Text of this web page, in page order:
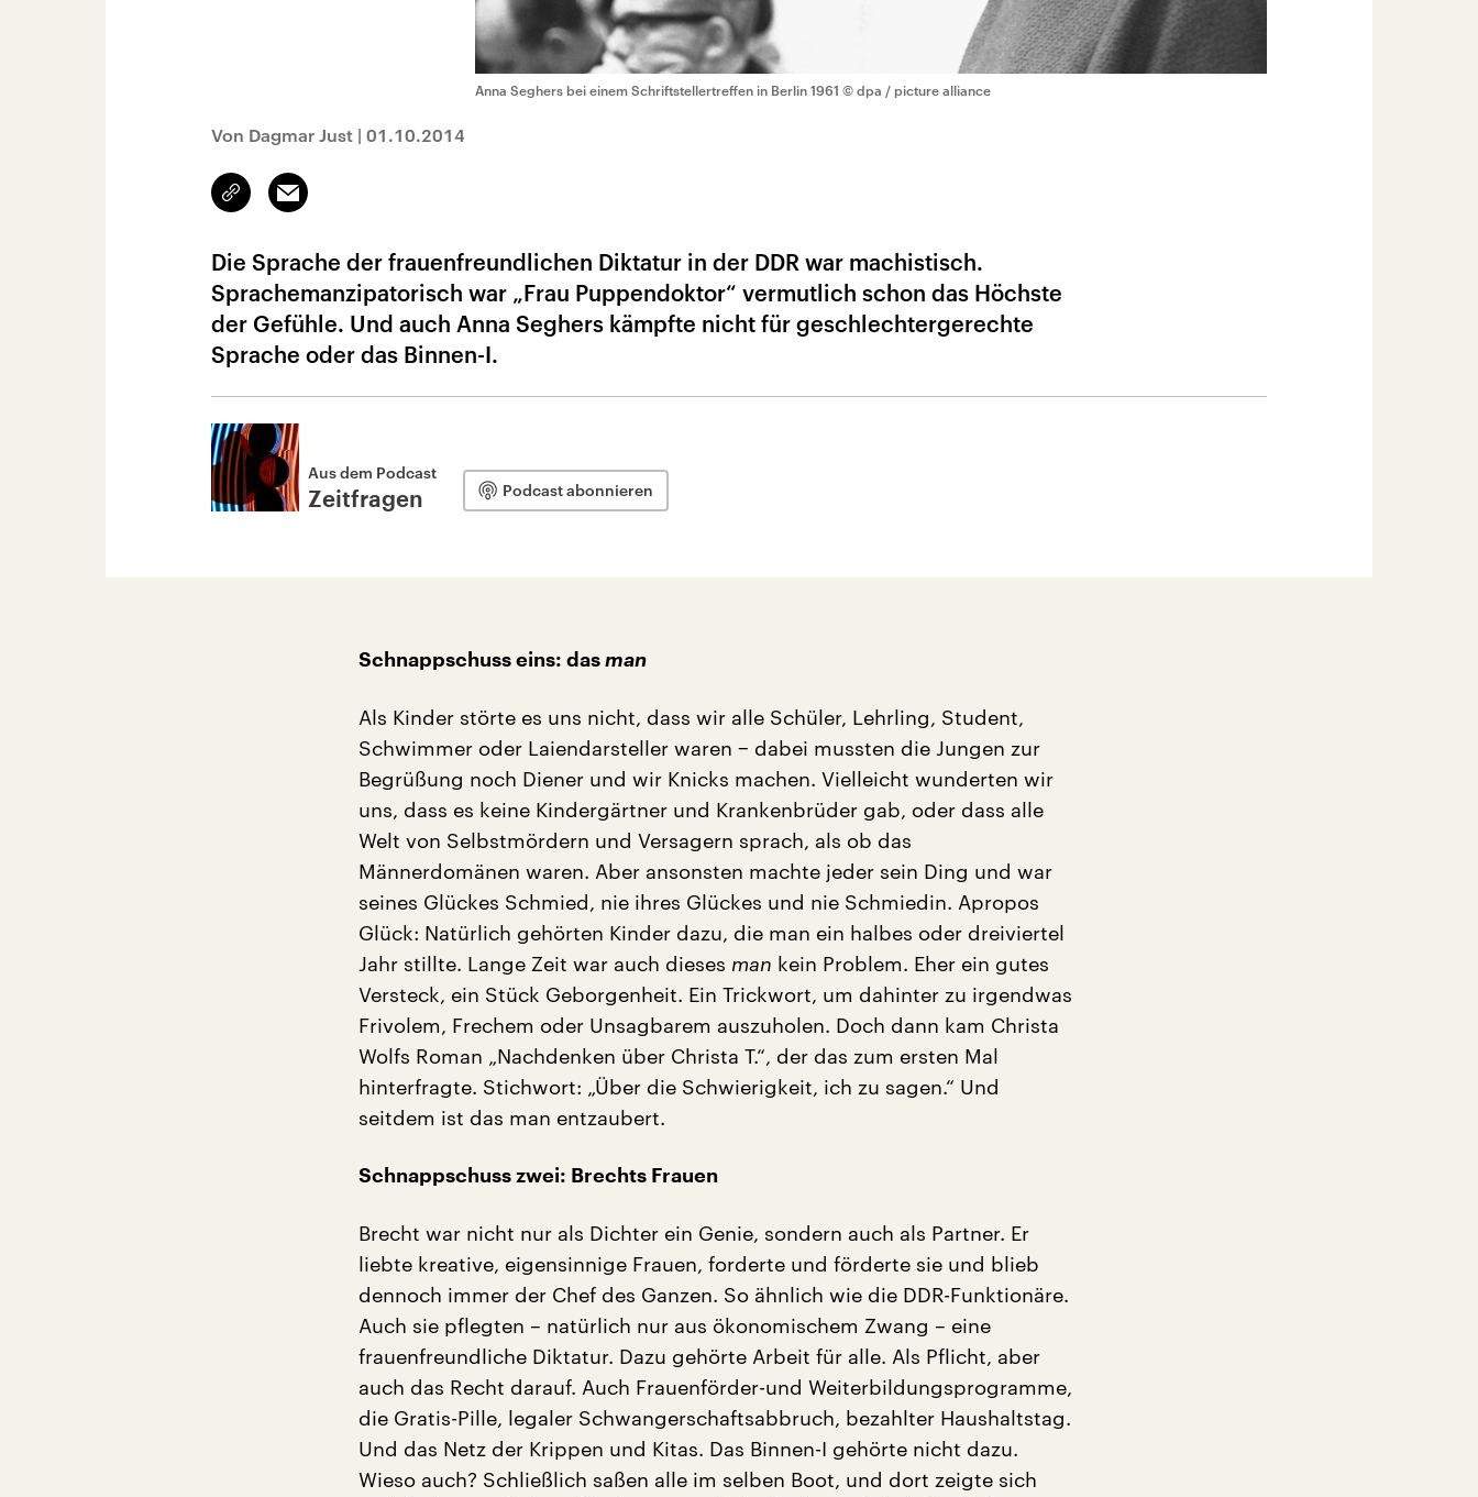
Anna Seghers bei einem Schriftstellertreffen in Berlin 1961 © dpa / picture alliance
Von Dagmar Just | 01.10.2014
Link
kopieren/teilen
Email
Die Sprache der frauenfreundlichen Diktatur in der DDR war machistisch.
Sprachemanzipatorisch war „Frau Puppendoktor“ vermutlich schon das Höchste
der Gefühle. Und auch Anna Seghers kämpfte nicht für geschlechtergerechte
Sprache oder das Binnen-I.
Aus dem Podcast
Zeitfragen Podcast abonnieren
Schnappschuss eins: das man
Als Kinder störte es uns nicht, dass wir alle Schüler, Lehrling, Student,
Schwimmer oder Laiendarsteller waren − dabei mussten die Jungen zur
Begrüßung noch Diener und wir Knicks machen. Vielleicht wunderten wir
uns, dass es keine Kindergärtner und Krankenbrüder gab, oder dass alle
Welt von Selbstmördern und Versagern sprach, als ob das
Männerdomänen waren. Aber ansonsten machte jeder sein Ding und war
seines Glückes Schmied, nie ihres Glückes und nie Schmiedin. Apropos
Glück: Natürlich gehörten Kinder dazu, die man ein halbes oder dreiviertel
Jahr stillte. Lange Zeit war auch dieses man kein Problem. Eher ein gutes
Versteck, ein Stück Geborgenheit. Ein Trickwort, um dahinter zu irgendwas
Frivolem, Frechem oder Unsagbarem auszuholen. Doch dann kam Christa
Wolfs Roman „Nachdenken über Christa T.“, der das zum ersten Mal
hinterfragte. Stichwort: „Über die Schwierigkeit, ich zu sagen.“ Und
seitdem ist das man entzaubert.
Schnappschuss zwei: Brechts Frauen
Brecht war nicht nur als Dichter ein Genie, sondern auch als Partner. Er
liebte kreative, eigensinnige Frauen, forderte und förderte sie und blieb
dennoch immer der Chef des Ganzen. So ähnlich wie die DDR-Funktionäre.
Auch sie pflegten – natürlich nur aus ökonomischem Zwang – eine
frauenfreundliche Diktatur. Dazu gehörte Arbeit für alle. Als Pflicht, aber
auch das Recht darauf. Auch Frauenförder-und Weiterbildungsprogramme,
die Gratis-Pille, legaler Schwangerschaftsabbruch, bezahlter Haushaltstag.
Und das Netz der Krippen und Kitas. Das Binnen-I gehörte nicht dazu.
Wieso auch? Schließlich saßen alle im selben Boot, und dort zeigte sich